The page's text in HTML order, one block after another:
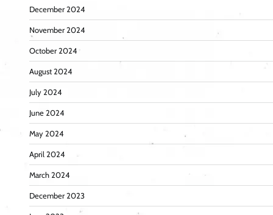
December 2024
November 2024
October 2024
August 2024
July 2024
June 2024
May 2024
April 2024
March 2024
December 2023